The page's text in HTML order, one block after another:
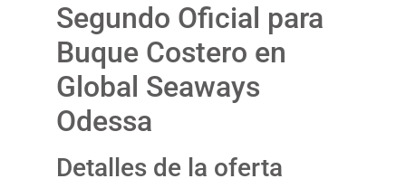
Segundo Oficial para
Buque Costero en
Global Seaways
Odessa
Detalles de la oferta